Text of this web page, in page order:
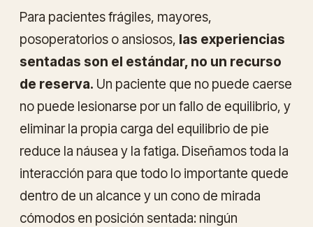
Para pacientes frágiles, mayores,
posoperatorios o ansiosos, las experiencias
sentadas son el estándar, no un recurso
de reserva. Un paciente que no puede caerse
no puede lesionarse por un fallo de equilibrio, y
eliminar la propia carga del equilibrio de pie
reduce la náusea y la fatiga. Diseñamos toda la
interacción para que todo lo importante quede
dentro de un alcance y un cono de mirada
cómodos en posición sentada: ningún